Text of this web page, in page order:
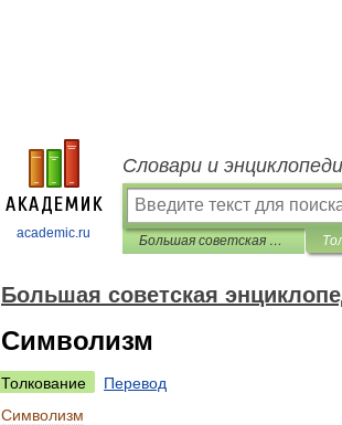
academic.ru
Словари и
Большая советская энциклопедия
Большая советская
Символизм
Толкование
Перевод
Символизм